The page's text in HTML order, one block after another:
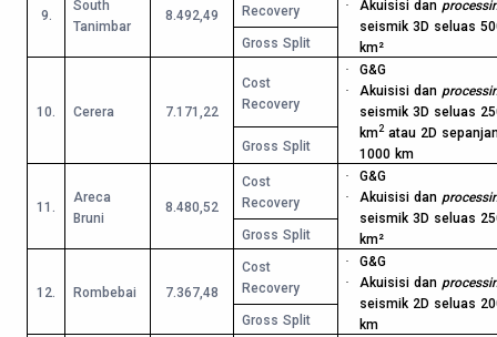
9.
South
Tanimbar
8.492,49
Recovery
·
Akuisisi dan
seismik 3D seluas
km²
Gross Split
10. Cerera 7.171,22
Cost
Recovery
·
G&G
·
Akuisisi dan
seismik 3D seluas
km2atau 2D
1000 km
Gross Split
11.
Areca
Bruni
8.480,52
Cost
Recovery
·
G&G
·
Akuisisi dan
seismik 3D seluas
km²
Gross Split
12. Rombebai 7.367,48
Cost
Recovery
·
G&G
·
Akuisisi dan
seismik 2D seluas
km
Gross Split